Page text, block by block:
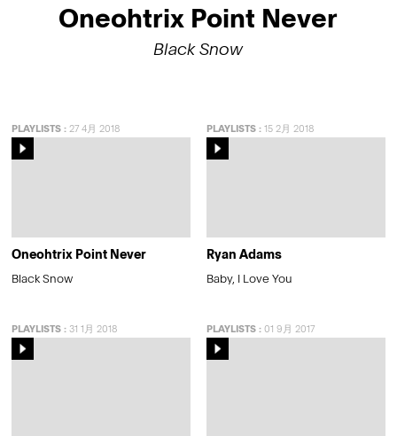
Oneohtrix Point Never
Black Snow
PLAYLISTS : 27 4月 2018
Oneohtrix Point Never
Black Snow
PLAYLISTS:15 2月 2018
Ryan Adams
Baby, I Love You
PLAYLISTS : 31 1月 2018 PLAYLISTS:01 9月 2017